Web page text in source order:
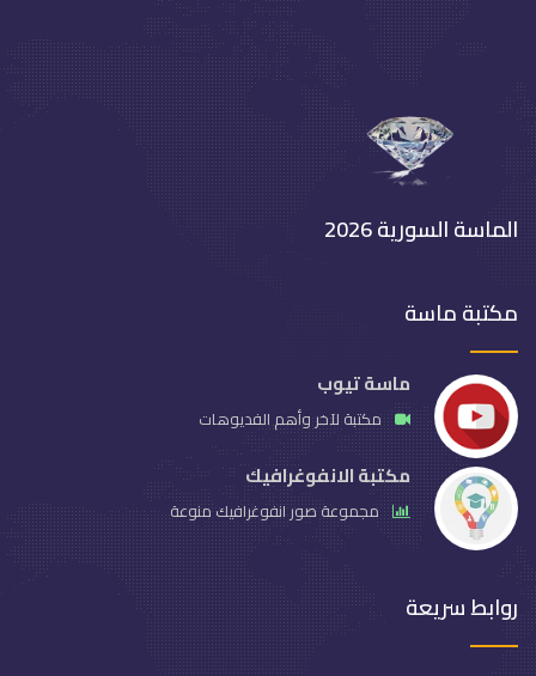
الماسة السورية 2026
مكتبة ماسة
ماسة تيوب
مكتبة لآخر وأهم الفديوهات
مكتبة الانفوغرافيك
مجموعة صور انفوغرافيك منوعة
روابط سريعة